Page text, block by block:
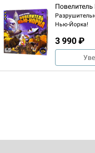
Нью-Йорка!
3 990 ₽